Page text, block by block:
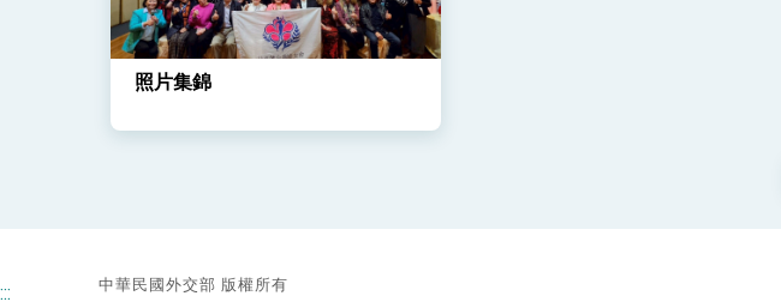
外交部重要言論
照片集錦
::: 中華民國外交部 版權所有